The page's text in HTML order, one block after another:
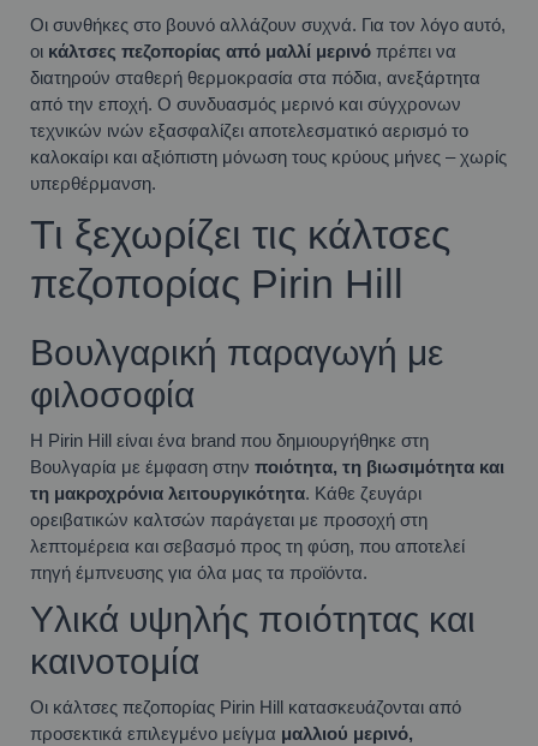
Οι συνθήκες στο βουνό αλλάζουν συχνά. Για τον λόγο αυτό,
οι κάλτσες πεζοπορίας από μαλλί μερινό πρέπει να
διατηρούν σταθερή θερμοκρασία στα πόδια, ανεξάρτητα
από την εποχή. Ο συνδυασμός μερινό και σύγχρονων
τεχνικών ινών εξασφαλίζει αποτελεσματικό αερισμό το
καλοκαίρι και αξιόπιστη μόνωση τους κρύους μήνες – χωρίς
υπερθέρμανση.
Τι ξεχωρίζει τις κάλτσες
πεζοπορίας Pirin Hill
Βουλγαρική παραγωγή με
φιλοσοφία
Η Pirin Hill είναι ένα brand που δημιουργήθηκε στη
Βουλγαρία με έμφαση στην ποιότητα, τη βιωσιμότητα και
τη μακροχρόνια λειτουργικότητα. Κάθε ζευγάρι
ορειβατικών καλτσών παράγεται με προσοχή στη
λεπτομέρεια και σεβασμό προς τη φύση, που αποτελεί
πηγή έμπνευσης για όλα μας τα προϊόντα.
Υλικά υψηλής ποιότητας και
καινοτομία
Οι κάλτσες πεζοπορίας Pirin Hill κατασκευάζονται από
προσεκτικά επιλεγμένο μείγμα μαλλιού μερινό,